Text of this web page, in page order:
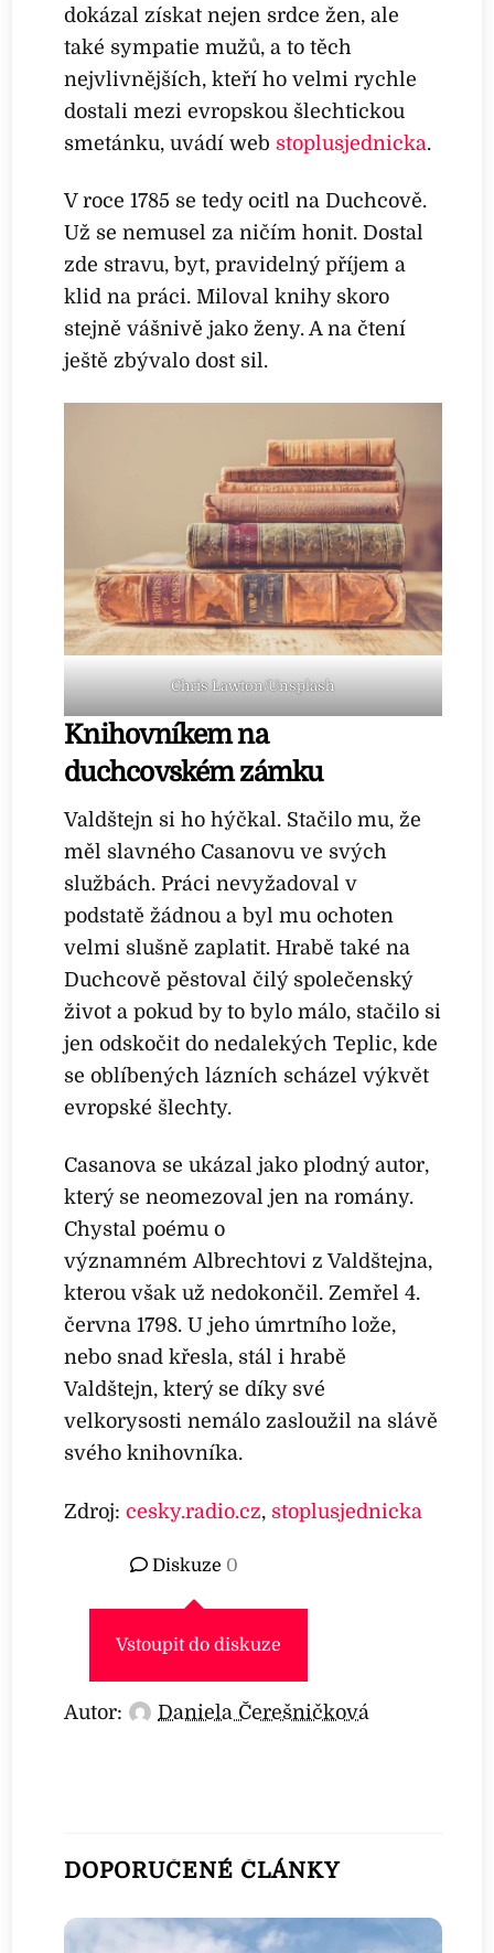
dokázal získat nejen srdce žen, ale
také sympatie mužů, a to těch
nejvlivnějších, kteří ho velmi rychle
dostali mezi evropskou šlechtickou
smetánku, uvádí webstoplusjednicka.
V roce 1785 se tedy ocitl na Duchcově.
Už se nemusel za ničím honit. Dostal
zde stravu, byt, pravidelný příjem a
klid na práci. Miloval knihy skoro
stejně vášnivě jako ženy. A na čtení
ještě zbývalo dost sil.
Chris Lawton/Unsplash
Knihovníkem na
duchcovském zámku
Valdštejn si ho hýčkal. Stačilo mu, že
měl slavného Casanovu ve svých
službách. Práci nevyžadoval v
podstatě žádnou a byl mu ochoten
velmi slušně zaplatit. Hrabě také na
Duchcově pěstoval čilý společenský
život a pokud by to bylo málo, stačilo si
jen odskočit do nedalekých Teplic, kde
se oblíbených lázních scházel výkvět
evropské šlechty.
Casanova se ukázal jako plodný autor,
který se neomezoval jen na romány.
Chystal poému o
významném Albrechtovi z Valdštejna,
kterou však už nedokončil. Zemřel 4.
června 1798. U jeho úmrtního lože,
nebo snad křesla, stál i hrabě
Valdštejn, který se díky své
velkorysosti nemálo zasloužil na slávě
svého knihovníka.
Zdroj:cesky.radio.cz,stoplusjednicka
Diskuze 0
Vstoupit do diskuze
Autor: Daniela Čerešničková
DOPORUČENÉ ČLÁNKY